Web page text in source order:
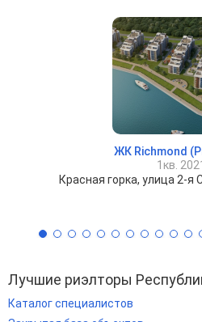
ЖК Richmond
1кв. 2021
Красная горка, улица 2-я
Лучшие риэлторы
Каталог специалистов